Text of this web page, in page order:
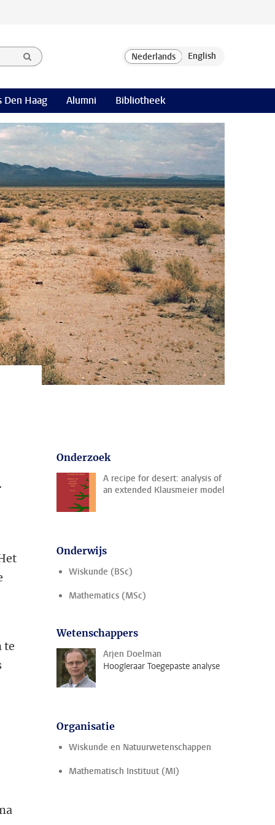
Den Haag Alumni Bibliotheek
te
Onderzoek
A recipe for desert: analysis of
an extended Klausmeier model
Onderwijs
Wiskunde (BSc)
Mathematics (MSc)
Wetenschappers
Arjen Doelman
Hoogleraar Toegepaste analyse
Organisatie
Wiskunde en Natuurwetenschappen
Mathematisch Instituut (MI)